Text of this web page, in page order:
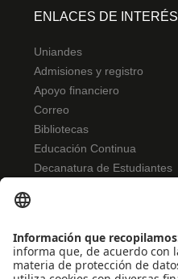
ENLACES DE INTERÉS
Uniandes
Admisiones y registro
Apoyo financiero
Correo
Bibliotecas
Educación Continua
Decanatura de Estudiantes
NORMATIVIDAD
Reglamento de estudiantes